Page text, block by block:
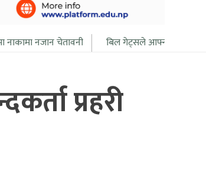
बिल गेट्सले आफ्नो सबै सम्पत्ति २० बर्ष भित्र दान
प्रहरी